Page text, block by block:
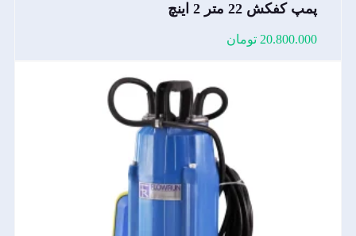
پمپ کفکش 22 متر 2 اینچ
20.800.000 تومان